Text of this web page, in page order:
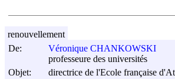
De:
Véronique CHANKOWSKI
professeure des universités
Objet:
directrice de l'Ecole française
renouvellement